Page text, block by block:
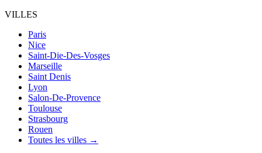
VILLES
Paris
Nice
Saint-Die-Des-Vosges
Marseille
Saint Denis
Lyon
Salon-De-Provence
Toulouse
Strasbourg
Rouen
Toutes les villes →